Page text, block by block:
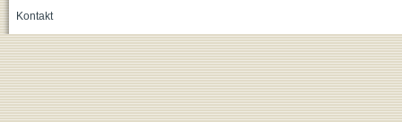
Kontakt